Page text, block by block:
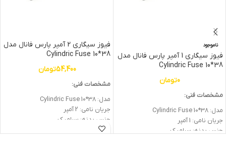
ناموجود
فیوز سیگاری 1 آمپر پارس فانال مدل
Cylindric Fuse 10*38
0تومان
مشخصات فنی:
مدل: Cylindric Fuse 10*38
جریان نامی: 1 آمپر
جنس بدنه: سرامیک
فیوز سیگاری 2 آمپر پارس فانال مدل
Cylindric Fuse 10*38
54,400تومان
مشخصات فنی:
مدل: Cylindric Fuse 10*38
جریان نامی: 2 آمپر
جنس بدنه: سرامیک
شرکت سازنده: پارس فانال